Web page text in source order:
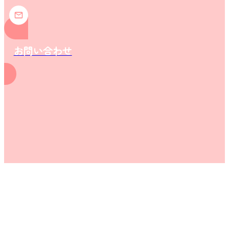
お問い合わせ